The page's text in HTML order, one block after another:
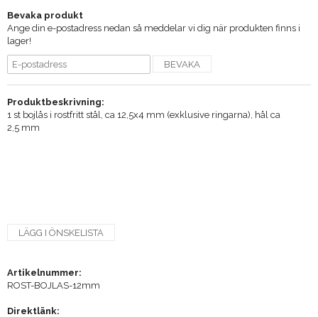
Bevaka produkt
Ange din e-postadress nedan så meddelar vi dig när produkten finns i
lager!
BEVAKA
Produktbeskrivning:
1 st bojlås i rostfritt stål, ca 12,5x4 mm (exklusive ringarna), hål ca
2,5 mm
LÄGG I ÖNSKELISTA
Artikelnummer:
ROST-BOJLAS-12mm
Direktlänk: